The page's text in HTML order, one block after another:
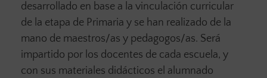
desarrollado en base a la vinculación curricular
de la etapa de Primaria y se han realizado de la
mano de maestros/as y pedagogos/as. Será
impartido por los docentes de cada escuela, y
con sus materiales didácticos el alumnado